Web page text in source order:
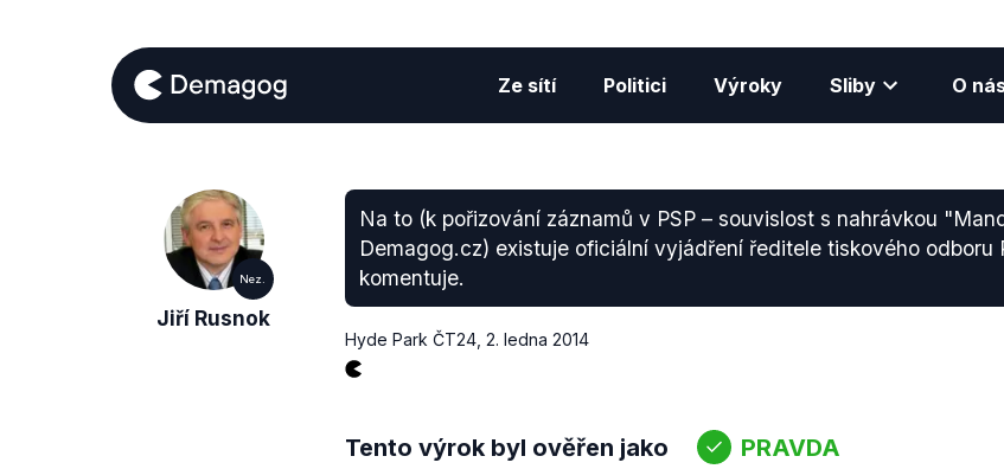
Ze sítí Politici Výroky Sliby O
Nez.
Jiří Rusnok
Na to (k pořizování záznamů v PSP – souvislost s nahrávkou
Demagog.cz) existuje oficiální vyjádření ředitele tiskového odboru
komentuje.
Hyde Park ČT24, 2. ledna 2014
Tento výrok byl ověřen jako PRAVDA